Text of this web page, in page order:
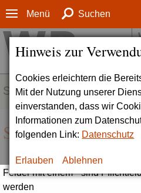
Hinweis zur
Cookies erleichtern die
Mit der Nutzung unserer
einverstanden, dass wir
Informationen zum
folgenden Link: Datenschutz
Erlauben Ablehnen
Menü Suchen
SERVICE
Seite empfehlen
Felder mit einem * sind
werden